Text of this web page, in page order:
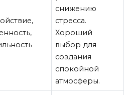
снижению
стресса.
Хороший
выбор для
создания
спокойной
атмосферы.